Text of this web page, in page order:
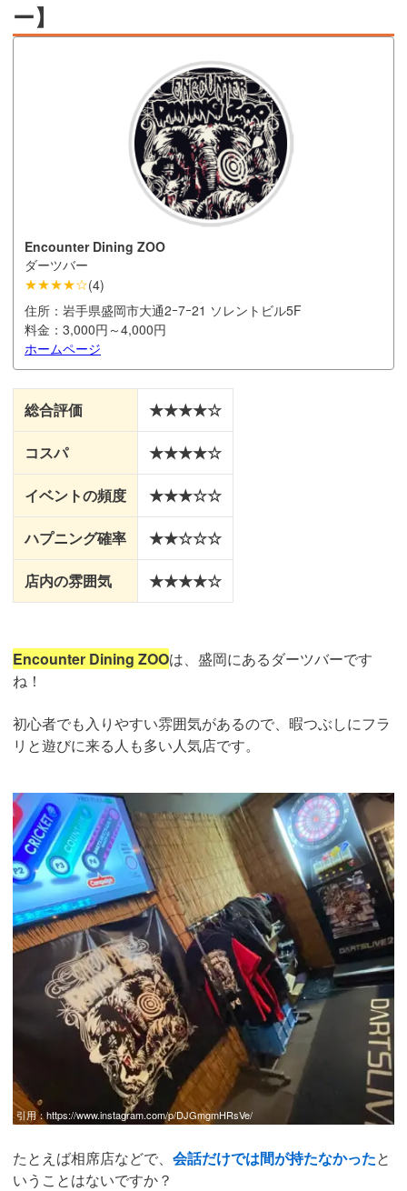
ー】
Encounter Dining ZOO
ダーツバー
★★★★☆(4)
住所： 岩手県盛岡市大通2ｰ7ｰ21 ソレントビル5F
料金： 3,000円～4,000円
ホームページ
総合評価 ★★★★☆
コスパ ★★★★☆
イベントの頻度 ★★★☆☆
ハプニング確率 ★★☆☆☆
店内の雰囲気 ★★★★☆
Encounter Dining ZOOは、盛岡にあるダーツバーです
ね！
初心者でも入りやすい雰囲気があるので、暇つぶしにフラ
リと遊びに来る人も多い人気店です。
引用：https://www.instagram.com/p/DJGmgmHRsVe/
たとえば相席店などで、 会話だけでは間が持たなかったと
いうことはないですか？